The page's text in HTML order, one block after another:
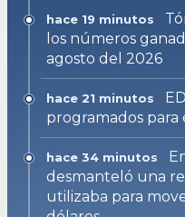
hace 19 minutos
los números
agosto del 2026
hace 21 minutos
programados para
hace 34 minutos
desmanteló una
utilizaba para